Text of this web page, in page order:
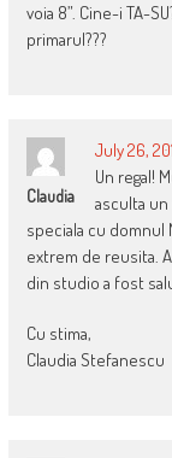
voia 8”. Cine-i TA-
primarul???
Claudia
July 26,
Un regal!
asculta un
speciala cu domnul
extrem de reusita.
din studio a fost
Cu stima,
Claudia Stefanescu